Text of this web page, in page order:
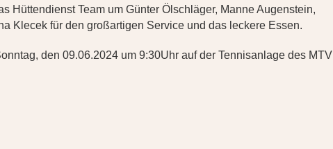
Hüttendienst Team um Günter Ölschläger, Manne Augenstein,
Klecek für den großartigen Service und das leckere Essen.
den 09.06.2024 um 9:30Uhr auf der Tennisanlage des MTV